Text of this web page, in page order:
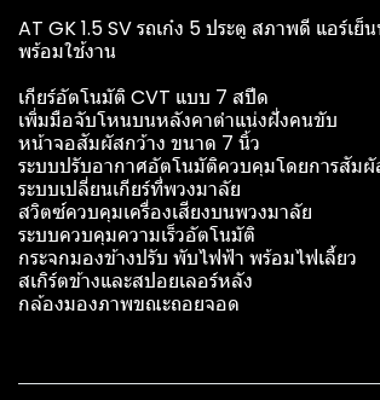
AT GK 1.5 SV รถเก๋ง 5 ประตู สภาพดี แอร์เย็
พร้อมใช้งาน
เกียร์อัตโนมัติ CVT แบบ 7 สปีด
เพิ่มมือจับโหนบนหลังคาตำแน่งฝั่งคนขับ
หน้าจอสัมผัสกว้าง ขนาด 7 นิ้ว
ระบบปรับอากาศอัตโนมัติควบคุมโดยการสัมผั
ระบบเปลี่ยนเกียร์ที่พวงมาลัย
สวิตซ์ควบคุมเครื่องเสียงบนพวงมาลัย
ระบบควบคุมความเร็วอัตโนมัติ
กระจกมองข้างปรับ พับไฟฟ้า พร้อมไฟเลี้ยว
สเกิร์ตข้างและสปอยเลอร์หลัง
กล้องมองภาพขณะถอยจอด